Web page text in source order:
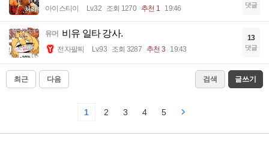
아이스티이 Lv.32 조회 1270 추천 1 19:46 댓글
유머 비유 일타 강사.
전자팔찌 Lv.93 조회 3287 추천 3 19:43
13
댓글
최근 다음 검색 글쓰기
1 2 3 4 5